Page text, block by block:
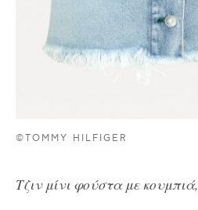
©TOMMY HILFIGER
Τζιν μίνι φούστα με κουμπιά,